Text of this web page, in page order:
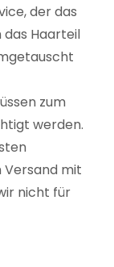
der das
Haarteil
zum
werden.
mit
nicht für